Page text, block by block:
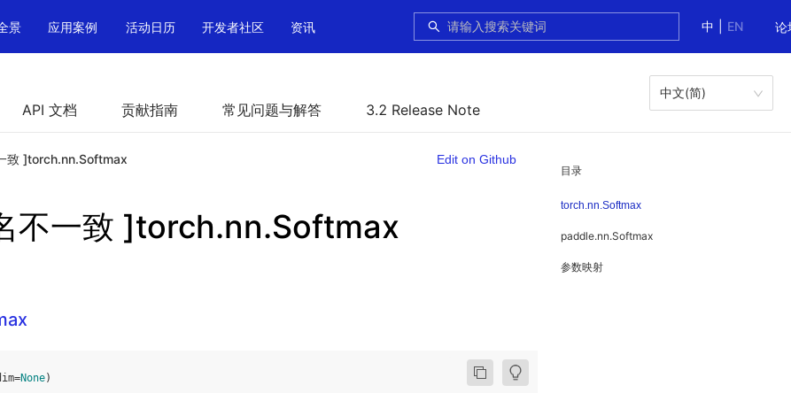
中
EN 论
景 应用案例 活动日历 开发者社区 资讯
API 文档 贡献指南 常见问题与解答 3.2 Release Note
中文(简)
目录
torch.nn.Softmax
paddle.nn.Softmax
参数映射
致 ]torch.nn.Softmax Edit on Github
不一致 ]torch.nn.Softmax
=None)